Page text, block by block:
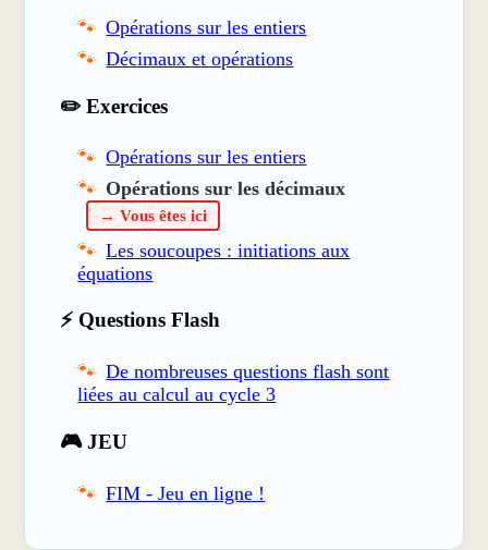
Opérations sur les entiers
Décimaux et opérations
✏️ Exercices
Opérations sur les entiers
Opérations sur les décimaux
→ Vous êtes ici
Les soucoupes : initiations aux
équations
⚡ Questions Flash
De nombreuses questions flash sont
liées au calcul au cycle 3
🎮 JEU
FIM - Jeu en ligne !